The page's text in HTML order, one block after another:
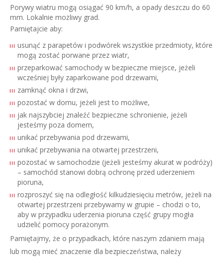
Porywy wiatru mogą osiągać 90 km/h, a opady deszczu do 60
mm. Lokalnie możliwy grad.
Pamiętajcie aby:
usunąć z parapetów i podwórek wszystkie przedmioty, które
mogą zostać porwane przez wiatr,
przeparkować samochody w bezpieczne miejsce, jeżeli
wcześniej były zaparkowane pod drzewami,
zamknąć okna i drzwi,
pozostać w domu, jeżeli jest to możliwe,
jak najszybciej znaleźć bezpieczne schronienie, jeżeli
jesteśmy poza domem,
unikać przebywania pod drzewami,
unikać przebywania na otwartej przestrzeni,
pozostać w samochodzie (jeżeli jesteśmy akurat w podróży)
– samochód stanowi dobrą ochronę przed uderzeniem
pioruna,
rozproszyć się na odległość kilkudziesięciu metrów, jeżeli na
otwartej przestrzeni przebywamy w grupie – chodzi o to,
aby w przypadku uderzenia pioruna część grupy mogła
udzielić pomocy porażonym.
Pamiętajmy, że o przypadkach, które naszym zdaniem mają
lub mogą mieć znaczenie dla bezpieczeństwa, należy